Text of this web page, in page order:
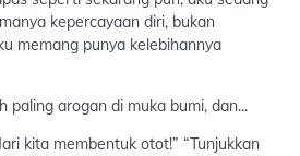
kepercayaan diri, bukan
memang punya kelebihannya
paling arogan di muka bumi, dan...
kita membentuk otot!” “Tunjukkan